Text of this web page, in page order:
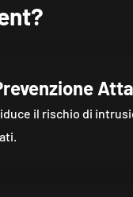
il rischio di